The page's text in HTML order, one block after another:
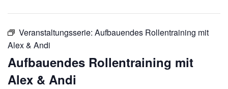
Veranstaltungsserie: Aufbauendes Rollentraining mit
Alex & Andi
Aufbauendes Rollentraining mit
Alex & Andi